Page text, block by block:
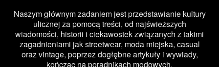
Naszym głównym zadaniem jest przedstawianie kultury
ulicznej za pomocą treści, od najświeższych
wiadomości, historii i ciekawostek związanych z takimi
zagadnieniami jak streetwear, moda miejska, casual
oraz vintage, poprzez dogłębne artykuły i wywiady,
kończąc na poradnikach modowych.